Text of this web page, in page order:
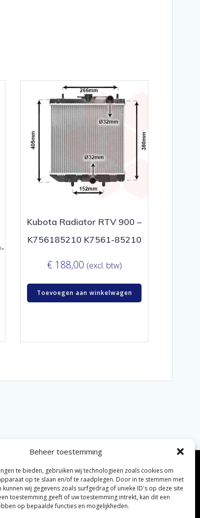
Beheer toestemming
te bieden, gebruiken wij technologieën zoals cookies om
op te slaan en/of te raadplegen. Door in te stemmen met
kunnen wij gegevens zoals surfgedrag of unieke ID's op deze site
toestemming geeft of uw toestemming intrekt, kan dit een
op bepaalde functies en mogelijkheden.
Kubota Radiator RTV 900 –
K756185210 K7561-85210
€ 188,00 (excl. btw)
Toevoegen aan winkelwagen